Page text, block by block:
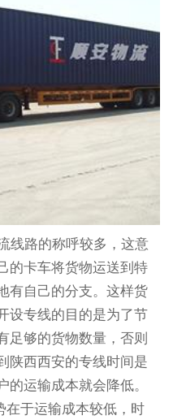
路的称呼较多，这意
的卡车将货物运送到特
有自己的分支。这样货
设专线的目的是为了节
足够的货物数量，否则
陕西西安的专线时间是
运输成本就会降低。
于运输成本较低，时